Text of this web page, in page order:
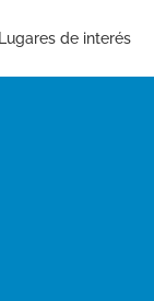
Lugares de interés